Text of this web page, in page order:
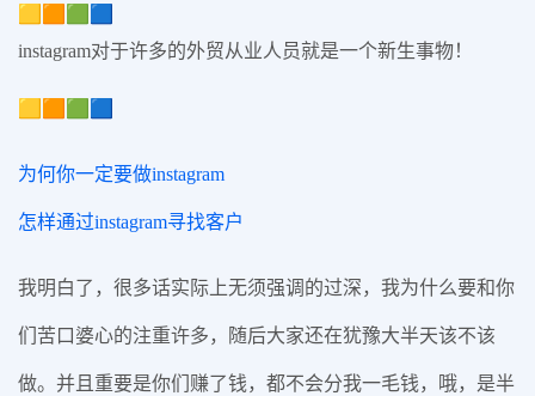
🟨🟧🟩🟦
instagram对于许多的外贸从业人员就是一个新生事物！
🟨🟧🟩🟦
为何你一定要做instagram
怎样通过instagram寻找客户
我明白了，很多话实际上无须强调的过深，我为什么要和你
们苦口婆心的注重许多，随后大家还在犹豫大半天该不该
做。并且重要是你们赚了钱，都不会分我一毛钱，哦，是半